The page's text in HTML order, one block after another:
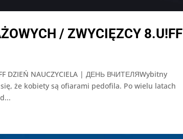
/ ZWYCIĘZCY 8.U!FF
DZIEŃ NAUCZYCIELA | ДЕНЬ ВЧИТЕЛЯWybitny
że kobiety są ofiarami pedofila. Po wielu latach